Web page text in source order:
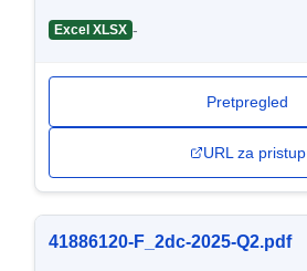
Excel XLSX -
Pretpregled
URL za pristup
41886120-F_2dc-2025-Q2.pdf